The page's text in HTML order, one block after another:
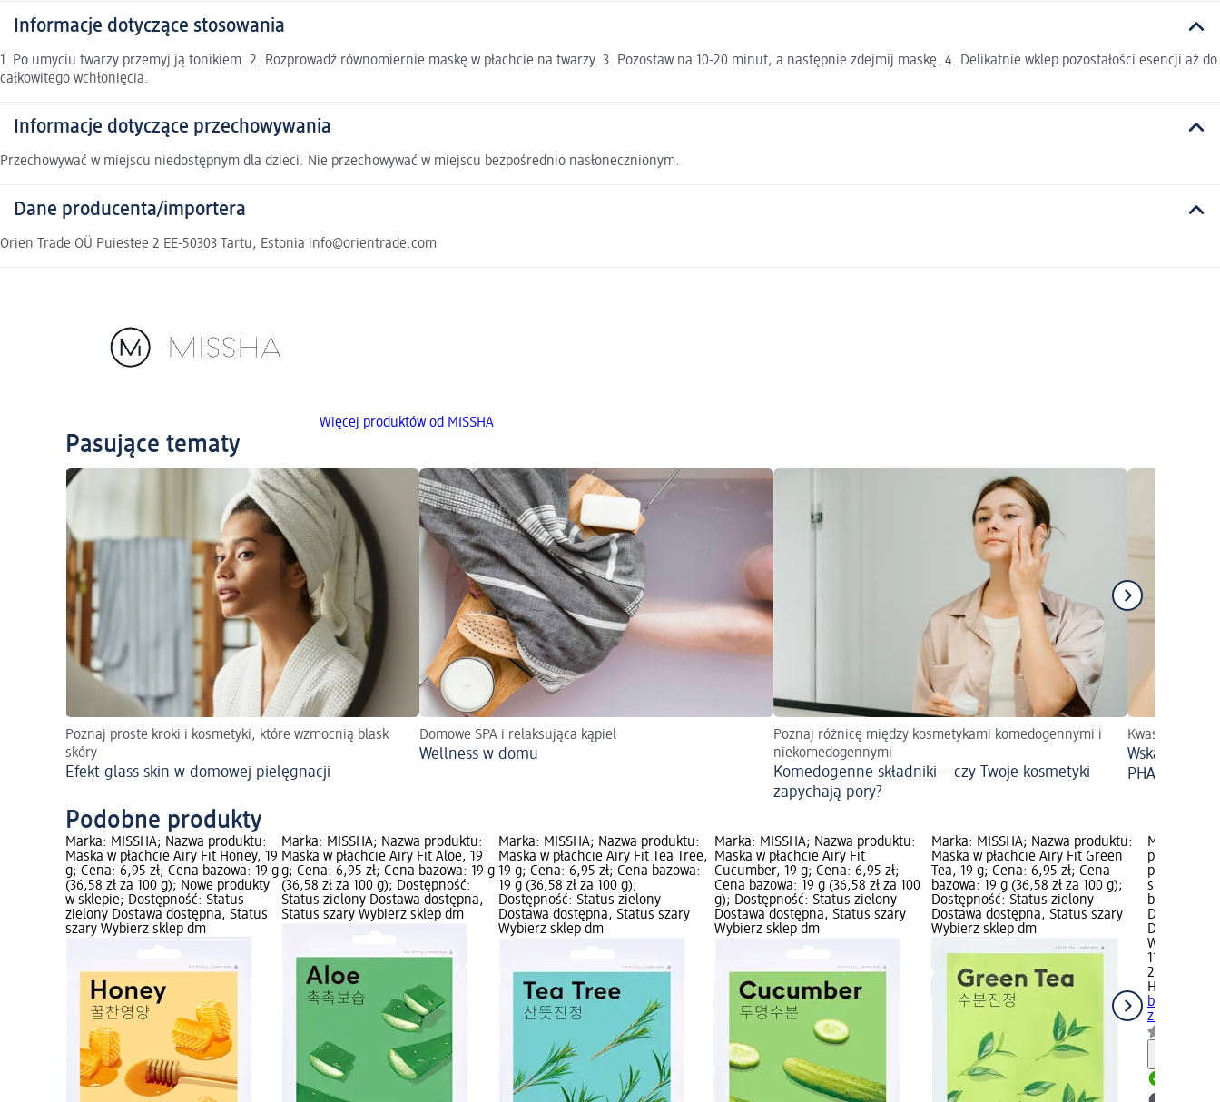
Informacje dotyczące stosowania
1. Po umyciu twarzy przemyj ją tonikiem. 2. Rozprowadź równomiernie maskę w płachcie na twarzy. 3. Pozostaw na 10-20 minut, a następnie zdejmij maskę. 4. Delikatnie wklep pozostałości esencji aż do
całkowitego wchłonięcia.
Informacje dotyczące przechowywania
Przechowywać w miejscu niedostępnym dla dzieci. Nie przechowywać w miejscu bezpośrednio nasłonecznionym.
Dane producenta/importera
Orien Trade OÜ Puiestee 2 EE-50303 Tartu, Estonia info@orientrade.com
Więcej produktów od MISSHA
Pasujące tematy
Poznaj proste kroki i kosmetyki, które wzmocnią blask
skóry
Efekt glass skin w domowej pielęgnacji
Domowe SPA i relaksująca kąpiel
Wellness w domu
Poznaj różnicę między kosmetykami komedogennymi i
niekomedogennymi
Komedogenne składniki – czy Twoje kosmetyki
zapychają pory?
Kwas
Wskazówki
PHA
Podobne produkty
Marka: MISSHA; Nazwa produktu:
Maska w płachcie Airy Fit Honey, 19
g; Cena: 6,95 zł; Cena bazowa: 19 g
(36,58 zł za 100 g); Nowe produkty
w sklepie; Dostępność: Status
zielony Dostawa dostępna, Status
szary Wybierz sklep dm
Marka: MISSHA; Nazwa produktu:
Maska w płachcie Airy Fit Aloe, 19
g; Cena: 6,95 zł; Cena bazowa: 19 g
(36,58 zł za 100 g); Dostępność:
Status zielony Dostawa dostępna,
Status szary Wybierz sklep dm
Marka: MISSHA; Nazwa produktu:
Maska w płachcie Airy Fit Tea Tree,
19 g; Cena: 6,95 zł; Cena bazowa:
19 g (36,58 zł za 100 g);
Dostępność: Status zielony
Dostawa dostępna, Status szary
Wybierz sklep dm
Marka: MISSHA; Nazwa produktu:
Maska w płachcie Airy Fit
Cucumber, 19 g; Cena: 6,95 zł;
Cena bazowa: 19 g (36,58 zł za 100
g); Dostępność: Status zielony
Dostawa dostępna, Status szary
Wybierz sklep dm
Marka: MISSHA; Nazwa produktu:
Maska w płachcie Airy Fit Green
Tea, 19 g; Cena: 6,95 zł; Cena
bazowa: 19 g (36,58 zł za 100 g);
Dostępność: Status zielony
Dostawa dostępna, Status szary
Wybierz sklep dm
Marka:
produktu:
płachcie z
shea, 23
bazowa: 23
Dostawa
Wybierz
11,45 zł
23 ml
HOLIKA
z..., 23 ml